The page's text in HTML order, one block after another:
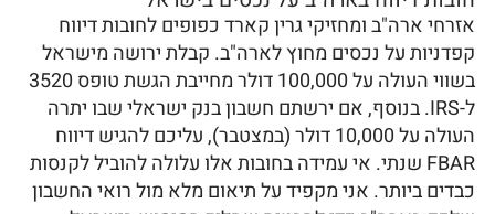
אזרחי ארה"ב ומחזיקי גרין קארד כפופים לחובות דיווח
קפדניות על נכסים מחוץ לארה"ב. קבלת ירושה מישראל
בשווי העולה על 100,000 דולר מחייבת הגשת טופס 3520
ל-IRS. בנוסף, אם ירשתם חשבון בנק ישראלי שבו יתרה
העולה על 10,000 דולר (במצטבר), עליכם להגיש דיווח
FBAR שנתי. אי עמידה בחובות אלו עלולה להוביל לקנסות
כבדים ביותר. אני מקפיד על תיאום מלא מול רואי החשבון